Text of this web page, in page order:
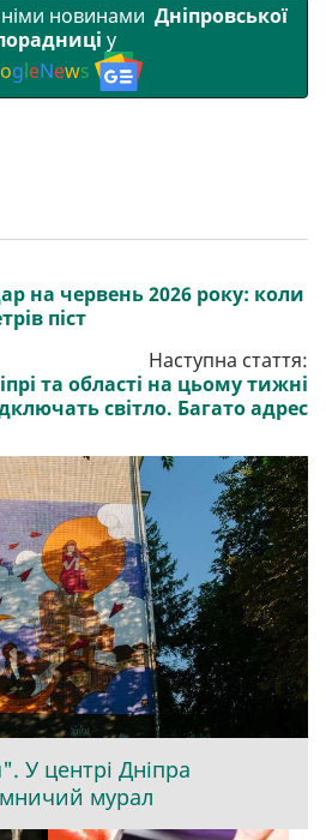
новинами Дніпровської
у
ogleNews
на червень 2026 року: коли
піст
Наступна стаття:
та області на цьому тижні
світло. Багато адрес
У центрі Дніпра
мурал